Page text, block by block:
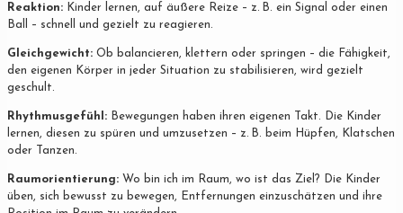
Reaktion: Kinder lernen, auf äußere Reize – z. B. ein Signal oder einen
Ball – schnell und gezielt zu reagieren.
Gleichgewicht: Ob balancieren, klettern oder springen – die Fähigkeit,
den eigenen Körper in jeder Situation zu stabilisieren, wird gezielt
geschult.
Rhythmusgefühl: Bewegungen haben ihren eigenen Takt. Die Kinder
lernen, diesen zu spüren und umzusetzen – z. B. beim Hüpfen, Klatschen
oder Tanzen.
Raumorientierung: Wo bin ich im Raum, wo ist das Ziel? Die Kinder
üben, sich bewusst zu bewegen, Entfernungen einzuschätzen und ihre